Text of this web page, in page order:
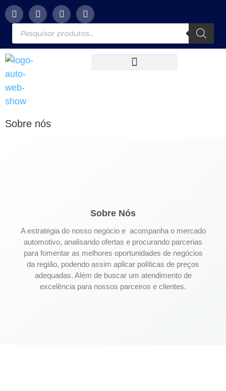
Sobre nós
Sobre Nós
A estratégia do nosso negócio e acompanha o mercado
automotivo, analisando ofertas e procurando parcerias
para fomentar as melhores oportunidades de negócios
da região, podendo assim aplicar políticas de preços
adequadas. Além de buscar um atendimento de
excelência para nossos parceiros e clientes.